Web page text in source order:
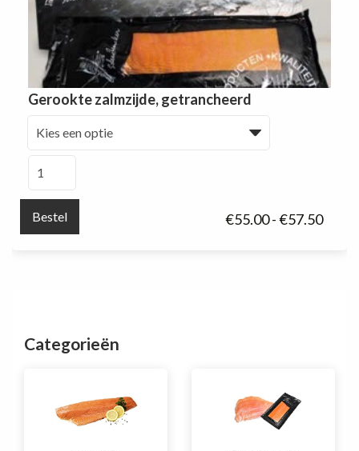
Gerookte zalmzijde, getrancheerd
€55.00-€57.50
Bestel
Categorieën